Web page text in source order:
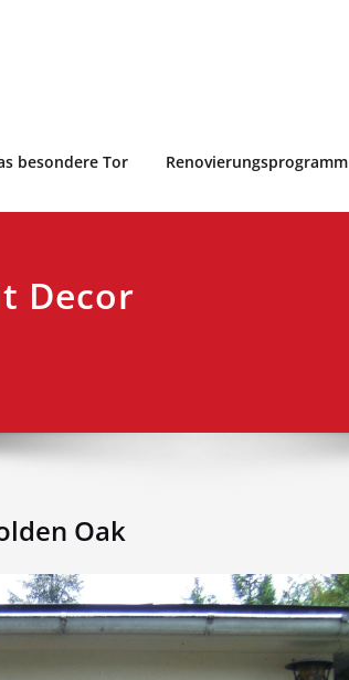
besondere Tor Renovierungsprogramm
Decor
Oak